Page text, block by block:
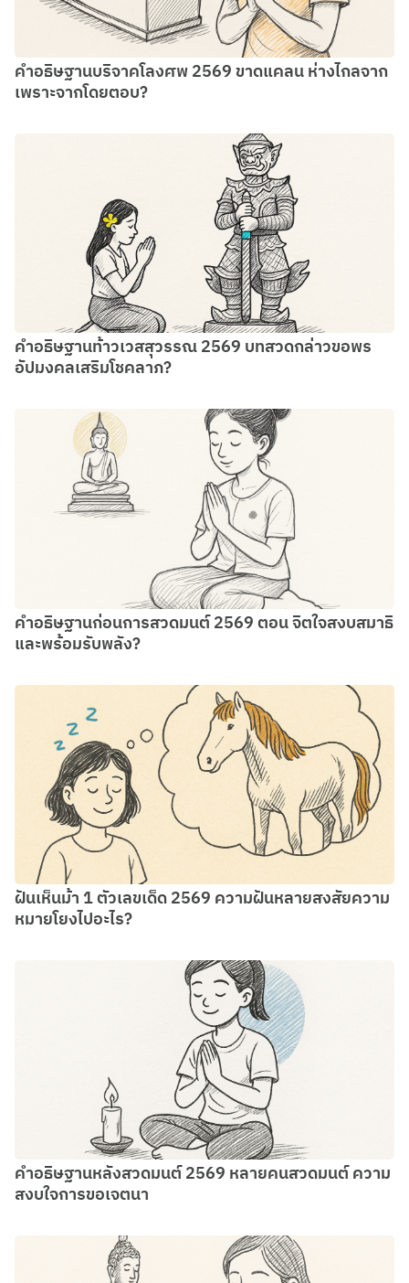
คำอธิษฐานบริจาคโลงศพ 2569 ขาดแคลน ห่างไกลจาก
เพราะจากโดยตอบ?
คำอธิษฐานท้าวเวสสุวรรณ 2569 บทสวดกล่าวขอพร
อัปมงคลเสริมโชคลาภ?
คำอธิษฐานก่อนการสวดมนต์ 2569 ตอน จิตใจสงบสมาธิ
และพร้อมรับพลัง?
ฝันเห็นม้า 1 ตัวเลขเด็ด 2569 ความฝันหลายสงสัยความ
หมายโยงไปอะไร?
คำอธิษฐานหลังสวดมนต์ 2569 หลายคนสวดมนต์ ความ
สงบใจการขอเจตนา